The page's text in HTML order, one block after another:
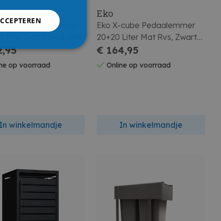
Pedaalemmer
op voorraad
In winkelmandje
Eko
Eko X-cube Pedaalemmer
20+20 Liter Mat Rvs, Zwart
Glanzend 38x48x71
€ 164,95
Online op voorraad
In winkelmandje